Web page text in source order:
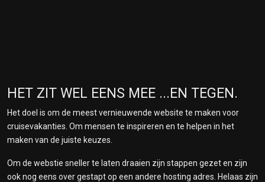
HET ZIT WEL EENS MEE ...EN TEGEN.
Het doel is om de meest vernieuwende website te maken voor
cruisevakanties. Om mensen te inspireren en te helpen in het
maken van de juiste keuzes.
Om de webstie sneller te laten draaien zijn stappen gezet en zijn
ook nog eens over gestapt op een andere hosting adres. Helaas zijn